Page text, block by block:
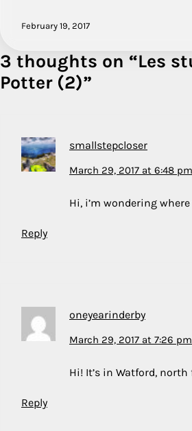
February 19, 2017
3 thoughts on “Les
Potter (2)”
smallstepcloser
March 29, 2017 at 6:48 pm
Hi, i’m wondering
Reply
oneyearinderby
March 29, 2017 at 7:26 pm
Hi! It’s in Watford,
Reply